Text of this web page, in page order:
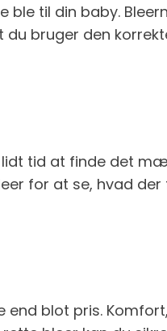
til din baby.
bruger den
tid at finde det
for at se, hvad
blot pris.